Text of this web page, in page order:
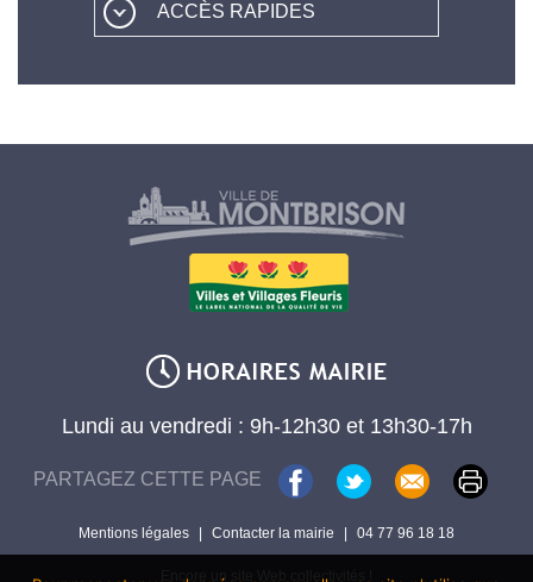
ACCÈS RAPIDES
Lundi au vendredi : 9h-12h30 et 13h30-17h
PARTAGEZ CETTE PAGE
Mentions légales | Contacter la mairie | 04 77 96 18 18
Encore un site Web collectivités !